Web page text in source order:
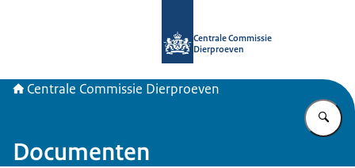
Centrale Commissie
Dierproeven
Centrale Commissie Dierproeven
Documenten